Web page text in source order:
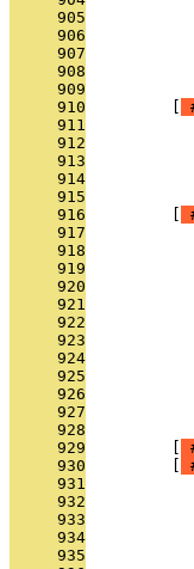
     905
     906
     907
     908
     909
     910
     911
     912
     913
     914
     915
     916
     917
     918
     919
     920
     921
     922
     923
     924
     925
     926
     927
     928
     929
     930
     931
     932
     933
     934
     935